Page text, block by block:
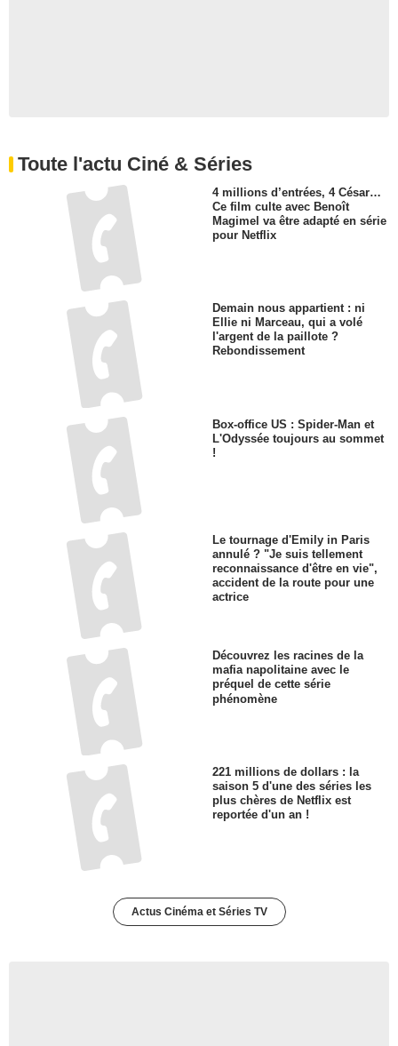
Toute l'actu Ciné & Séries
4 millions d’entrées, 4 César…
Ce film culte avec Benoît
Magimel va être adapté en série
pour Netflix
Demain nous appartient : ni
Ellie ni Marceau, qui a volé
l'argent de la paillote ?
Rebondissement
Box-office US : Spider-Man et
L'Odyssée toujours au sommet
!
Le tournage d'Emily in Paris
annulé ? "Je suis tellement
reconnaissance d'être en vie",
accident de la route pour une
actrice
Découvrez les racines de la
mafia napolitaine avec le
préquel de cette série
phénomène
221 millions de dollars : la
saison 5 d'une des séries les
plus chères de Netflix est
reportée d'un an !
Actus Cinéma et Séries TV